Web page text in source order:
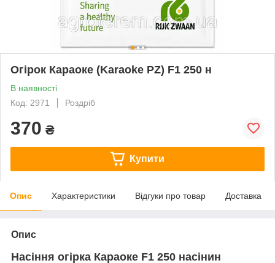
Огірок Караоке (Karaoke PZ) F1 250 н
В наявності
Код: 2971
Роздріб
370 ₴
Купити
Опис Характеристики Відгуки про товар Доставка
Опис
Насіння огірка Караоке F1 250 насінин